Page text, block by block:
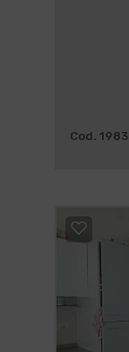
Cod. 1983